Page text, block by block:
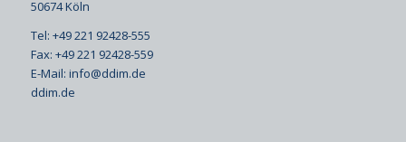
50674 Köln
Tel: +49 221 92428-555
Fax: +49 221 92428-559
E-Mail: info@ddim.de
ddim.de